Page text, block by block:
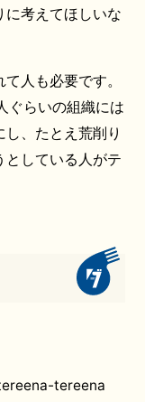
に考えてほしいな
人も必要です。
ぐらいの組織には
、たとえ荒削り
としている人がテ
tereena